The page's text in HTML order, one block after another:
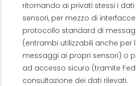
ritornando ai privati stessi i
sensori, per mezzo di
protocollo standard di
(entrambi utilizzabili anche per
messaggi ai propri sensori) o
ad accesso sicuro (tramite
consultazione dei dati rilevati.